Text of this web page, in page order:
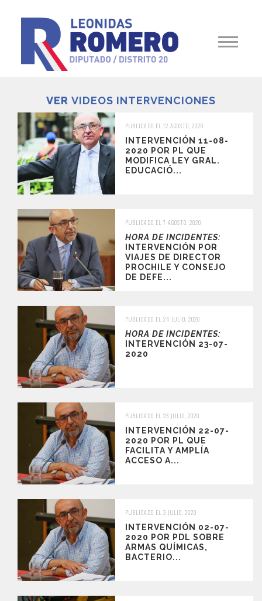
VER VIDEOS INTERVENCIONES
PUBLICADO EL 12 AGOSTO, 2020
INTERVENCIÓN 11-08-
2020 POR PL QUE
MODIFICA LEY GRAL.
EDUCACIÓ...
PUBLICADO EL 7 AGOSTO, 2020
HORA DE INCIDENTES:
INTERVENCIÓN POR
VIAJES DE DIRECTOR
PROCHILE Y CONSEJO
DE DEFE...
PUBLICADO EL 24 JULIO, 2020
HORA DE INCIDENTES:
INTERVENCIÓN 23-07-
2020
PUBLICADO EL 23 JULIO, 2020
INTERVENCIÓN 22-07-
2020 POR PL QUE
FACILITA Y AMPLÍA
ACCESO A...
PUBLICADO EL 3 JULIO, 2020
INTERVENCIÓN 02-07-
2020 POR PDL SOBRE
ARMAS QUÍMICAS,
BACTERIO...